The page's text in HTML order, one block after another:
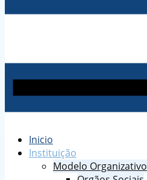
Inicio
Instituição
Modelo Organizativo